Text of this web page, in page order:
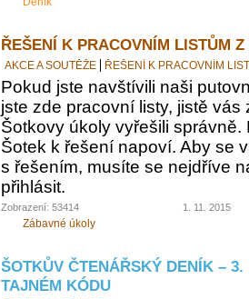
ŘEŠENÍ K PRACOVNÍM LISTŮM Z
AKCE A SOUTĚŽE ŘEŠENÍ K PRACOVNÍM
Pokud jste navštívili naši
jste zde pracovní listy, jistě vás
Šotkovy úkoly vyřešili
Šotek k řešení napoví. Aby se
s řešením, musíte se nejdříve
přihlásit.
Zobrazení: 53414 1. 11. 2015
Zábavné úkoly
ŠOTKŮV ČTENÁŘSKÝ DENÍK –
TAJNÉM KÓDU